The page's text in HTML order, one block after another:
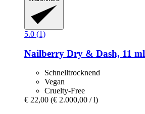
5.0 (1)
Nailberry Dry & Dash, 11 ml
Schnelltrocknend
Vegan
Cruelty-Free
€ 22,00 (€ 2.000,00 / l)